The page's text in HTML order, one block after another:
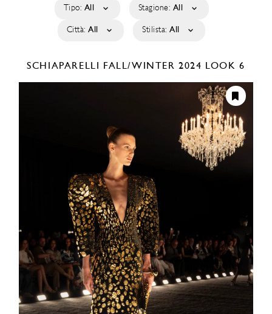
Tipo: All Stagione: All
Città: All Stilista: All
SCHIAPARELLI FALL/WINTER 2024 LOOK 6